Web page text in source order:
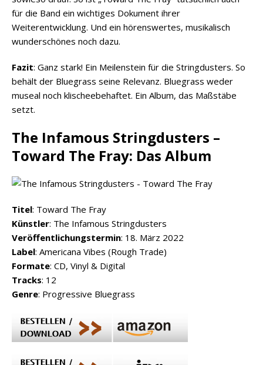
für die Band ein wichtiges Dokument ihrer
Weiterentwicklung. Und ein hörenswertes, musikalisch
wunderschönes noch dazu.
Fazit: Ganz stark! Ein Meilenstein für die Stringdusters. So
behält der Bluegrass seine Relevanz. Bluegrass weder
museal noch klischeebehaftet. Ein Album, das Maßstäbe
setzt.
The Infamous Stringdusters –
Toward The Fray: Das Album
Titel: Toward The Fray
Künstler: The Infamous Stringdusters
Veröffentlichungstermin: 18. März 2022
Label: Americana Vibes (Rough Trade)
Formate: CD, Vinyl & Digital
Tracks: 12
Genre: Progressive Bluegrass